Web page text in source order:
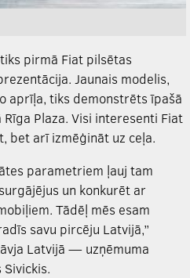
pirmā Fiat pilsētas
Jaunais modelis,
aprīļa, tiks demonstrēts īpašā
Plaza. Visi interesenti Fiat
bet arī izmēģināt uz ceļa.
parametriem ļauj tam
un konkurēt ar
Tādēļ mēs esam
savu pircēju Latvijā,”
Latvijā — uzņēmuma